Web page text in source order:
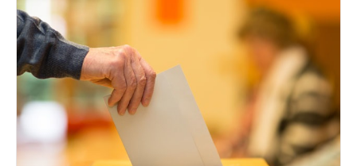
НОВОСТИ
Летопись правления Путина в стиле
«Симпсонов»
Дизайнер Егор Жгун
вспоминает, как прошли шесть лет
правления президента
НОВОСТИ
Клип Pussy Riot против очередного срока
ПутинаАктивистки выпустили ролик с
тюремными рисунками Олега Навального